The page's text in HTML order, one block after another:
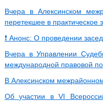
Вчера в Алексинском
перетекшее в практическое
❗ Анонс: О проведении
Вчера в Управлении
международной правовой
В Алексинском
Об участии в VI